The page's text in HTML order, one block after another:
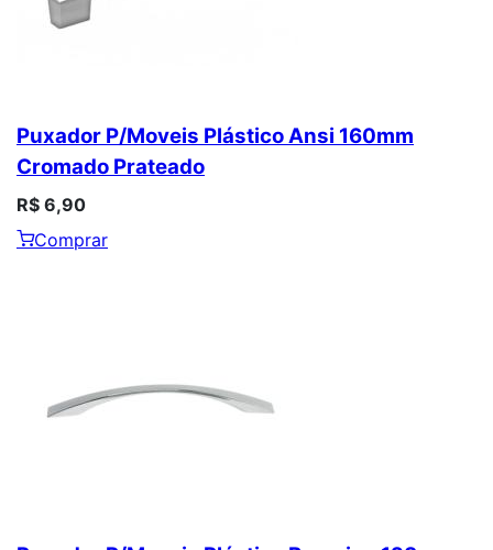
Puxador P/Moveis Plástico Ansi 160mm
Cromado Prateado
R$ 6,90
Comprar